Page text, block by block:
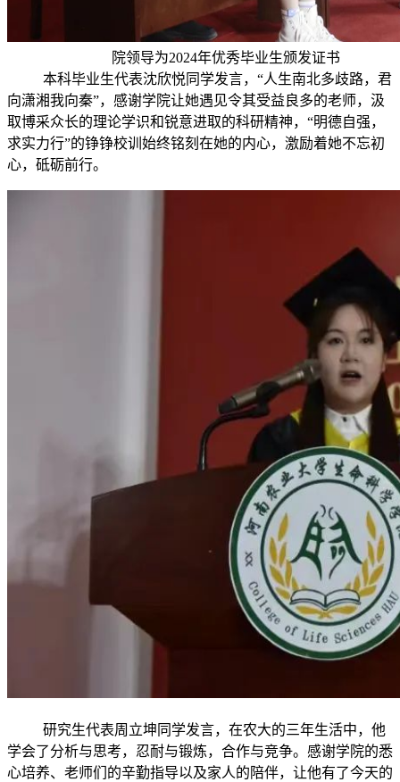
院领导为2024年优秀毕业生颁发证书
本科毕业生代表沈欣悦同学发言，“人生南北多歧路，君
向潇湘我向秦”，感谢学院让她遇见令其受益良多的老师，汲
取博采众长的理论学识和锐意进取的科研精神，“明德自强，
求实力行”的铮铮校训始终铭刻在她的内心，激励着她不忘初
心，砥砺前行。
研究生代表周立坤同学发言，在农大的三年生活中，他
学会了分析与思考，忍耐与锻炼，合作与竞争。感谢学院的悉
心培养、老师们的辛勤指导以及家人的陪伴，让他有了今天的